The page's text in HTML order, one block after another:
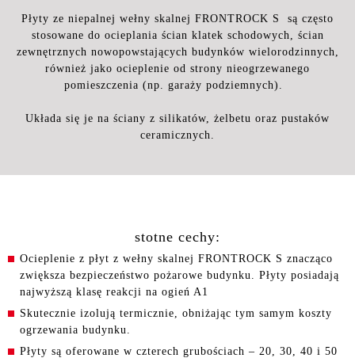
Płyty ze niepalnej wełny skalnej FRONTROCK S są często
stosowane do ocieplania ścian klatek schodowych, ścian
zewnętrznych nowopowstających budynków wielorodzinnych,
również jako ocieplenie od strony nieogrzewanego
pomieszczenia (np. garaży podziemnych).
Układa się je na ściany z silikatów, żelbetu oraz pustaków
ceramicznych.
stotne cechy:
Ocieplenie z płyt z wełny skalnej FRONTROCK S znacząco
zwiększa bezpieczeństwo pożarowe budynku. Płyty posiadają
najwyższą klasę reakcji na ogień A1
Skutecznie izolują termicznie, obniżając tym samym koszty
ogrzewania budynku.
Płyty są oferowane w czterech grubościach – 20, 30, 40 i 50